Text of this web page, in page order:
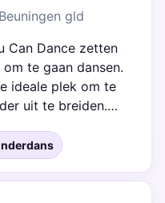
gld
Can Dance zetten
te gaan dansen.
ideale plek om te
uit te breiden.…